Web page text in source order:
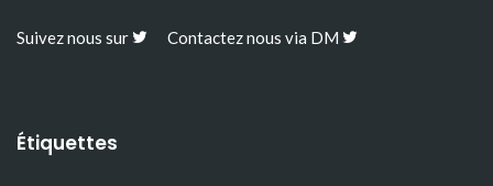
Suivez nous sur Contactez nous via DM
Étiquettes